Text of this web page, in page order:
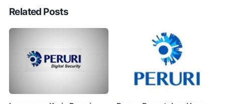
Related Posts